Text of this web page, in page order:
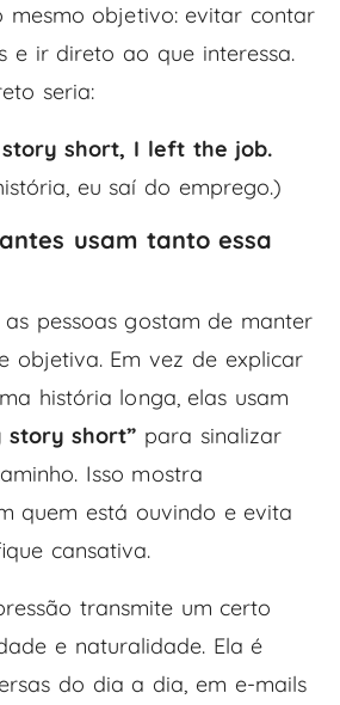
mesmo objetivo: evitar contar
e ir direto ao que interessa.
seria:
short, I left the job.
eu saí do emprego.)
usam tanto essa
pessoas gostam de manter
objetiva. Em vez de explicar
história longa, elas usam
story short” para sinalizar
Isso mostra
quem está ouvindo e evita
cansativa.
transmite um certo
e naturalidade. Ela é
do dia a dia, em e-mails